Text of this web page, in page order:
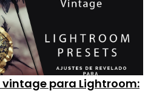
vintage para Lightroom: